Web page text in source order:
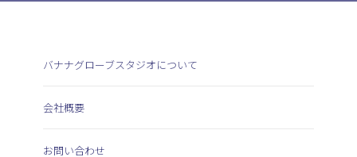
バナナグローブスタジオについて
会社概要
お問い合わせ